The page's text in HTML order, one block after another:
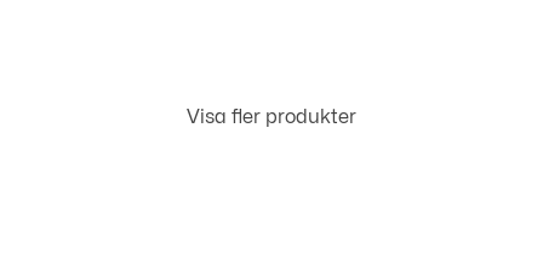
Visa fler produkter